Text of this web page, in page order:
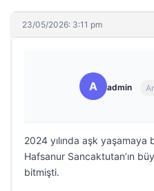
23/05/2026: 3:11 pm
A admin
2024 yılında aşk yaşamaya
Hafsanur Sancaktutan’ın
bitmişti.